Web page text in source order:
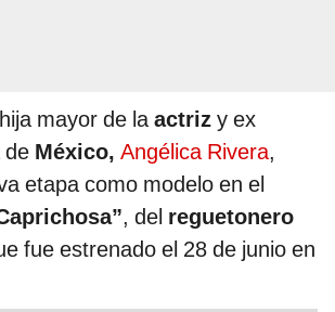
mayor de laactriz y ex
de México, Angélica Rivera,
etapa como modelo en el
, del reguetonero
fue estrenado el 28 de junio en